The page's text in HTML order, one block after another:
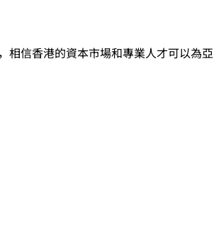
相信香港的資本市場和專業人才可以為亞